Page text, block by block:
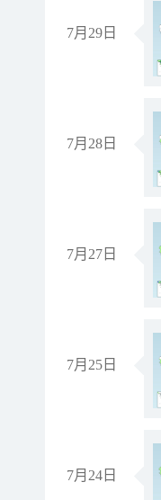
7月29日
7月28日
7月27日
7月25日
7月24日